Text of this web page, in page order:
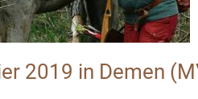
2019 in Demen